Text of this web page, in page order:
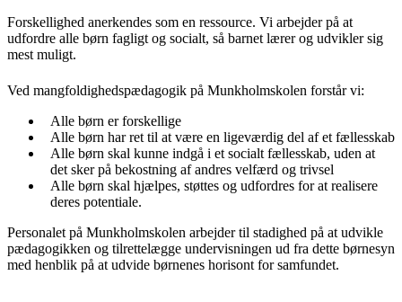
Forskellighed anerkendes som en ressource. Vi arbejder på at
udfordre alle børn fagligt og socialt, så barnet lærer og udvikler sig
mest muligt.
Ved mangfoldighedspædagogik på Munkholmskolen forstår vi:
Alle børn er forskellige
Alle børn har ret til at være en ligeværdig del af et fællesskab
Alle børn skal kunne indgå i et socialt fællesskab, uden at
det sker på bekostning af andres velfærd og trivsel
Alle børn skal hjælpes, støttes og udfordres for at realisere
deres potentiale.
Personalet på Munkholmskolen arbejder til stadighed på at udvikle
pædagogikken og tilrettelægge undervisningen ud fra dette børnesyn
med henblik på at udvide børnenes horisont for samfundet.